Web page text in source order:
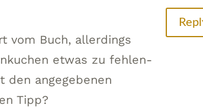
vom Buch, allerdings
etwas zu fehlen-
den angegebenen
Tipp?